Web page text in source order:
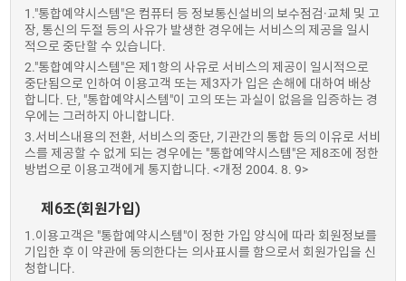
1."통합예약시스템"은 컴퓨터 등 정보통신설비의 보수점검·교체 및 고
장, 통신의 두절 등의 사유가 발생한 경우에는 서비스의 제공을 일시
적으로 중단할 수 있습니다.
2."통합예약시스템"은 제1항의 사유로 서비스의 제공이 일시적으로
중단됨으로 인하여 이용고객 또는 제3자가 입은 손해에 대하여 배상
합니다. 단, "통합예약시스템"이 고의 또는 과실이 없음을 입증하는 경
우에는 그러하지 아니합니다.
3.서비스내용의 전환, 서비스의 중단, 기관간의 통합 등의 이유로 서비
스를 제공할 수 없게 되는 경우에는 "통합예약시스템"은 제8조에 정한
방법으로 이용고객에게 통지합니다. <개정 2004. 8. 9>
제6조(회원가입)
1.이용고객은 "통합예약시스템"이 정한 가입 양식에 따라 회원정보를
기입한 후 이 약관에 동의한다는 의사표시를 함으로서 회원가입을 신
청합니다.